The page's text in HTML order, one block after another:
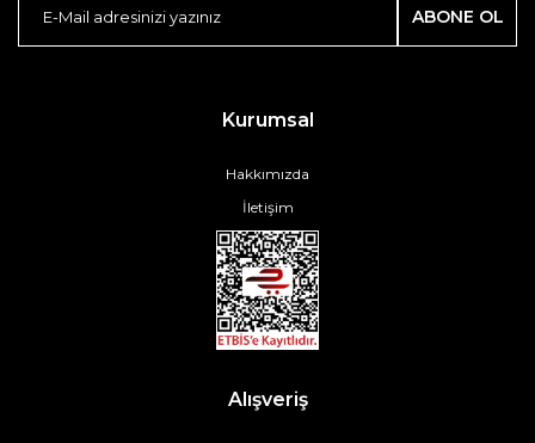
ABONE OL
Kurumsal
Hakkımızda
İletişim
Alışveriş